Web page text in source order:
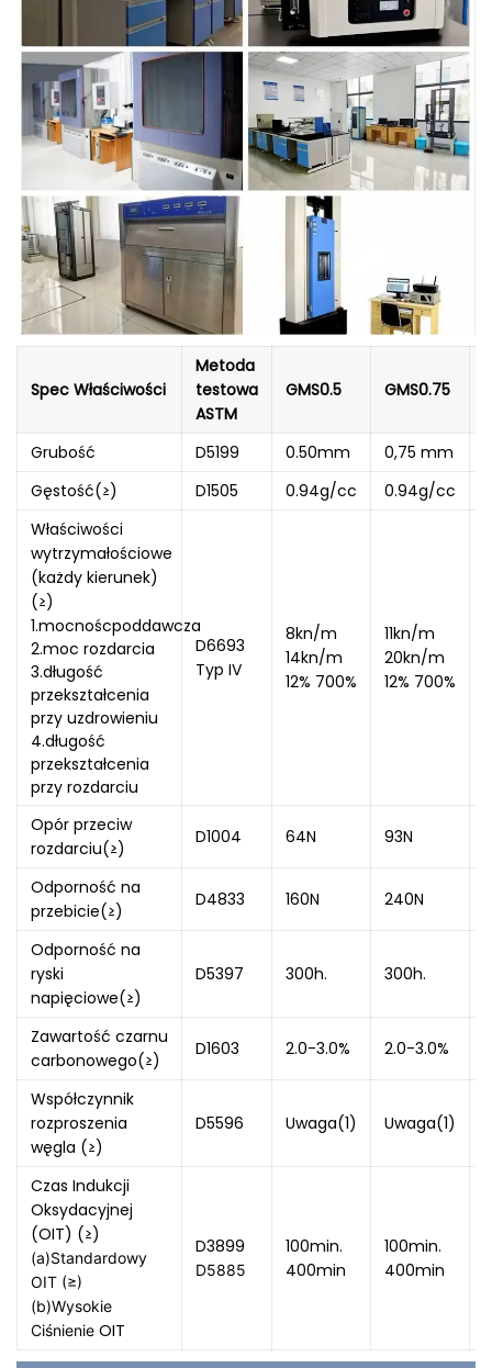
Spec Właściwości
Metoda
testowa
ASTM
GMS0.5 GMS0.75
Grubość D5199 0.50mm 0,75 mm
Gęstość(≥)
D1505 0.94g/cc 0.94g/cc
Właściwości
wytrzymałościowe
(każdy kierunek)
(≥)
1.mocnoścpoddawcza
2.moc rozdarcia
3.długość
przekształcenia
przy uzdrowieniu
4.długość
przekształcenia
przy rozdarciu
D6693
Typ IV
8kn/m
14kn/m
12% 700%
11kn/m
20kn/m
12% 700%
Opór przeciw
rozdarciu(≥)
D1004 64N 93N
Odporność na
przebicie(≥)
D4833 160N 240N
Odporność na
ryski
napięciowe(≥)
D5397 300h. 300h.
Zawartość czarnu
carbonowego(≥)
D1603 2.0-3.0% 2.0-3.0%
Współczynnik
rozproszenia
węgla (≥)
D5596 Uwaga(1) Uwaga(1)
Czas Indukcji
Oksydacyjnej
(OIT) (≥)
(a)Standardowy
OIT (≥)
(b)Wysokie
Ciśnienie OIT
D3899
D5885
100min.
400min
100min.
400min